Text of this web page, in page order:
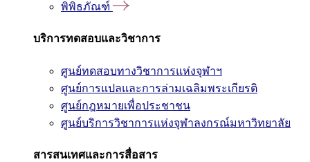
พิพิธภัณฑ์
บริการทดสอบและวิชาการ
ศูนย์ทดสอบทางวิชาการแห่งจุฬาฯ
ศูนย์การแปลและการล่ามเฉลิมพระเกียรติ
ศูนย์กฎหมายเพื่อประชาชน
ศูนย์บริการวิชาการแห่งจุฬาลงกรณ์มหาวิทยาลัย
สารสนเทศและการสื่อสาร